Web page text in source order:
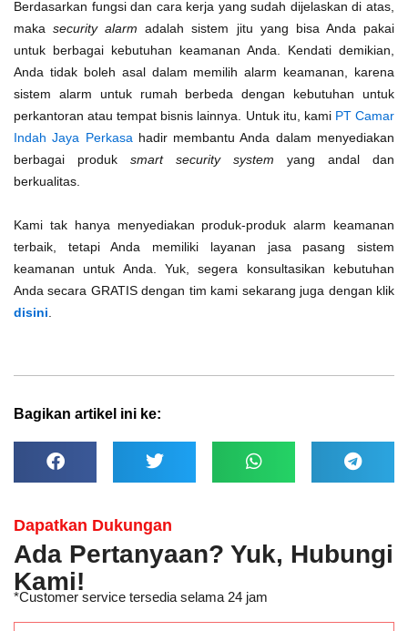
Berdasarkan fungsi dan cara kerja yang sudah dijelaskan di atas,
makasecurity alarm adalah sistem jitu yang bisa Anda pakai
untuk berbagai kebutuhan keamanan Anda. Kendati demikian,
Anda tidak boleh asal dalam memilih alarm keamanan, karena
sistem alarm untuk rumah berbeda dengan kebutuhan untuk
perkantoran atau tempat bisnis lainnya. Untuk itu, kami PT Camar
Indah Jaya Perkasa hadir membantu Anda dalam menyediakan
berbagai produk smart security system yang andal dan
berkualitas.
Kami tak hanya menyediakan produk-produk alarm keamanan
terbaik, tetapi Anda memiliki layanan jasa pasang sistem
keamanan untuk Anda. Yuk, segera konsultasikan kebutuhan
Anda secara GRATIS dengan tim kami sekarang juga dengan klik
disini.
Bagikan artikel ini ke:
Dapatkan Dukungan
Ada Pertanyaan? Yuk, Hubungi
Kami!
*Customer service tersedia selama 24 jam